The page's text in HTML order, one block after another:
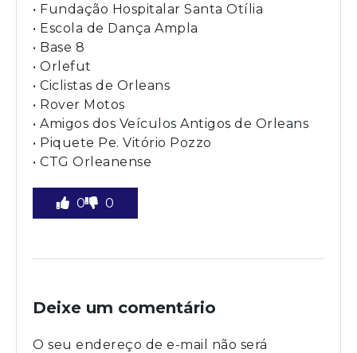
• Fundação Hospitalar Santa Otília
• Escola de Dança Ampla
• Base 8
• Orlefut
• Ciclistas de Orleans
• Rover Motos
• Amigos dos Veículos Antigos de Orleans
• Piquete Pe. Vitório Pozzo
• CTG Orleanense
0 0
Deixe um comentário
O seu endereço de e-mail não será